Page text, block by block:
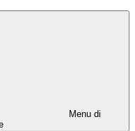
Menu di